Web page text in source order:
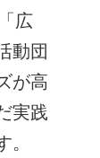
広
動団
が高
実践